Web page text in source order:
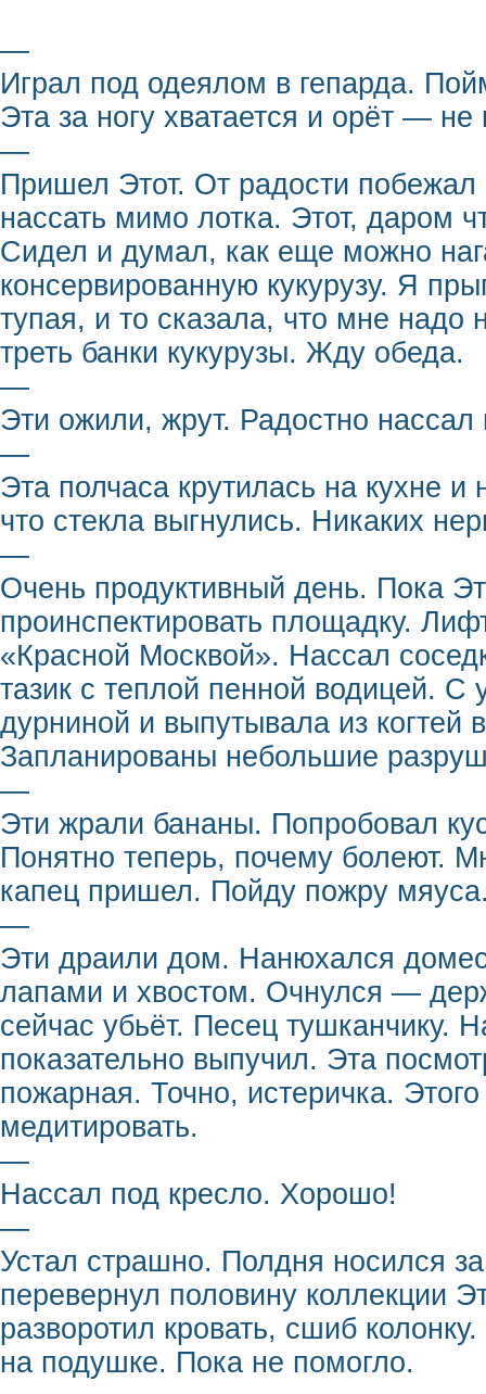
—
Играл под одеялом в гепарда.
Эта за ногу хватается и орёт —
—
Пришел Этот. От радости побежал
нассать мимо лотка. Этот, даром
Сидел и думал, как еще можно
консервированную кукурузу. Я
тупая, и то сказала, что мне надо
треть банки кукурузы. Жду обеда.
—
Эти ожили, жрут. Радостно
—
Эта полчаса крутилась на кухне
что стекла выгнулись. Никаких
—
Очень продуктивный день. Пока
проинспектировать площадку.
«Красной Москвой». Нассал
тазик с теплой пенной водицей. С
дурниной и выпутывала из когтей
Запланированы небольшие
—
Эти жрали бананы. Попробовал
Понятно теперь, почему болеют.
капец пришел. Пойду пожру
—
Эти драили дом. Нанюхался
лапами и хвостом. Очнулся —
сейчас убьёт. Песец тушканчику.
показательно выпучил. Эта
пожарная. Точно, истеричка.
медитировать.
—
Нассал под кресло. Хорошо!
—
Устал страшно. Полдня носился
перевернул половину коллекции
разворотил кровать, сшиб
на подушке. Пока не помогло.